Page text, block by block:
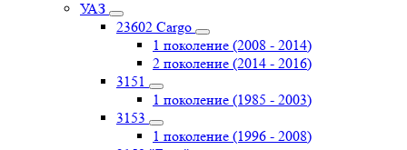
УАЗ
23602 Cargo
1 поколение (2008 - 2014)
2 поколение (2014 - 2016)
3151
1 поколение (1985 - 2003)
3153
1 поколение (1996 - 2008)